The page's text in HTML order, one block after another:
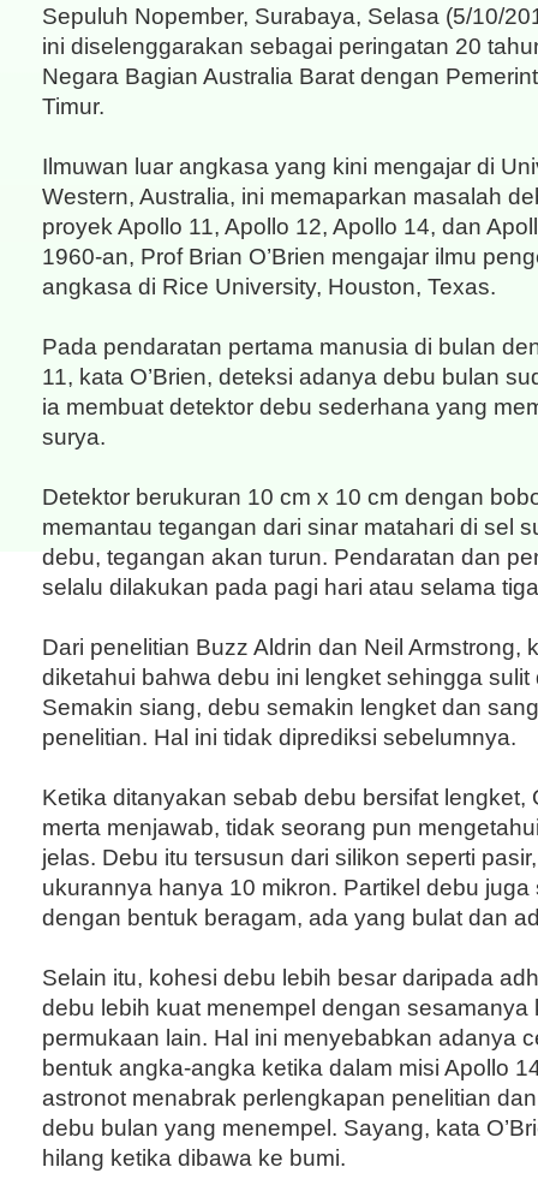
Sepuluh Nopember, Surabaya, Selasa (5/10/
ini diselenggarakan sebagai peringatan 20
Negara Bagian Australia Barat dengan
Timur.
Ilmuwan luar angkasa yang kini mengajar di
Western, Australia, ini memaparkan masalah
proyek Apollo 11, Apollo 12, Apollo 14, dan
1960-an, Prof Brian O’Brien mengajar ilmu
angkasa di Rice University, Houston, Texas.
Pada pendaratan pertama manusia di bulan
11, kata O’Brien, deteksi adanya debu bulan
ia membuat detektor debu sederhana yang
surya.
Detektor berukuran 10 cm x 10 cm dengan
memantau tegangan dari sinar matahari di sel
debu, tegangan akan turun. Pendaratan dan
selalu dilakukan pada pagi hari atau selama
Dari penelitian Buzz Aldrin dan Neil Armstrong,
diketahui bahwa debu ini lengket sehingga sulit
Semakin siang, debu semakin lengket dan
penelitian. Hal ini tidak diprediksi sebelumnya.
Ketika ditanyakan sebab debu bersifat lengket,
merta menjawab, tidak seorang pun
jelas. Debu itu tersusun dari silikon seperti
ukurannya hanya 10 mikron. Partikel debu juga
dengan bentuk beragam, ada yang bulat dan
Selain itu, kohesi debu lebih besar daripada
debu lebih kuat menempel dengan sesamanya
permukaan lain. Hal ini menyebabkan adanya
bentuk angka-angka ketika dalam misi Apollo
astronot menabrak perlengkapan penelitian
debu bulan yang menempel. Sayang, kata
hilang ketika dibawa ke bumi.